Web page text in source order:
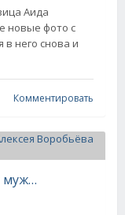
Аида
новые фото с
него снова и
Комментировать
Аида Гарифуллина поддержала мужа Алексея Воробьёва на премьере его фильма